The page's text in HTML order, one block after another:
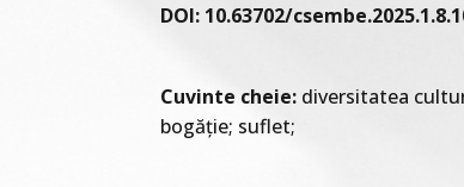
DOI: 10.63702/
Cuvinte cheie: diversitatea
bogăție; suflet;